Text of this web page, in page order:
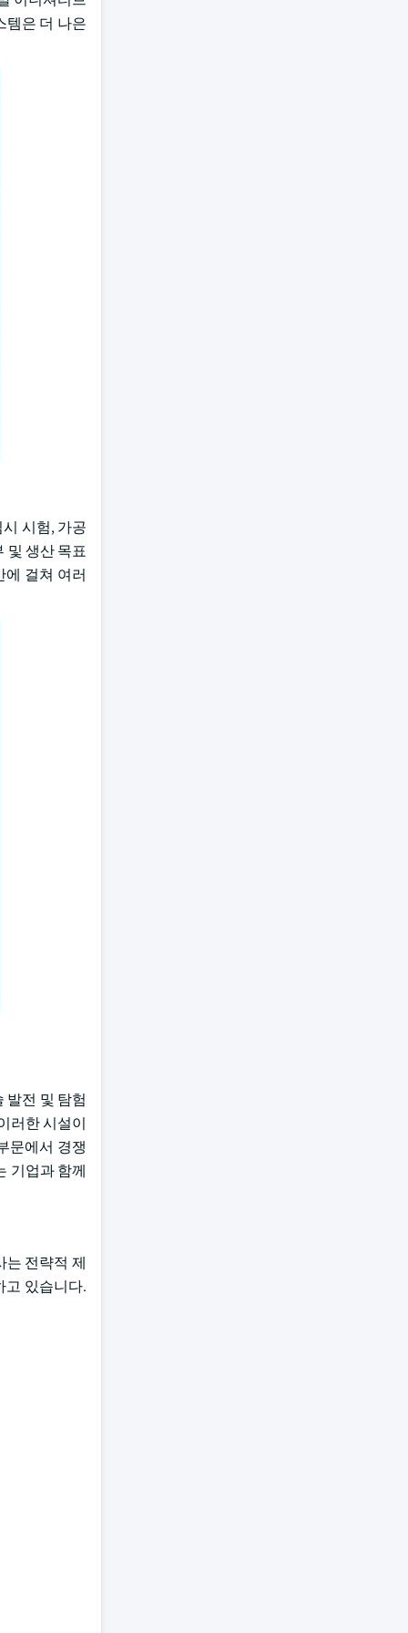
템은 더 나은
시험, 가공
및 생산 목표
에 걸쳐 여러
발전 및 탐험
러한 시설이
문에서 경쟁
기업과 함께
는 전략적 제
고 있습니다.